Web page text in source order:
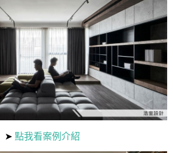
➤ 點我看案例介紹